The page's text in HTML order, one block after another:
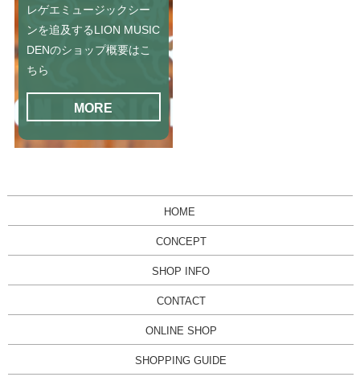
レゲエミュージックシー
ンを追及するLION MUSIC
DENのショップ概要はこ
ちら
MORE
HOME
CONCEPT
SHOP INFO
CONTACT
ONLINE SHOP
SHOPPING GUIDE